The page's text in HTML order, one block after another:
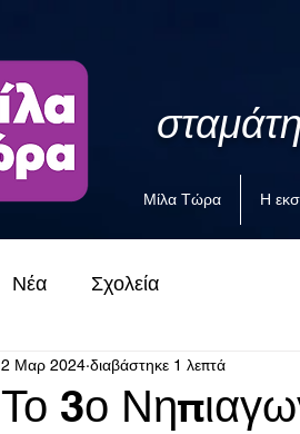
Μίλα Τώρα Η
Νέα Σχολεία
Το 3ο
2 Μαρ 2024 διαβάστηκε 1 λεπτά